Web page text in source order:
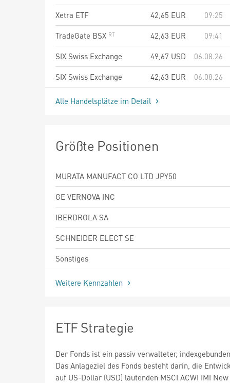
Xetra ETF
42,65 EUR
09:25
TradeGate BSX
42,63 EUR
09:41
SIX Swiss Exchange
49,67 USD
06.08.26
SIX Swiss Exchange
42,63 EUR 06.08.26
Alle Handelsplätze im Detail
Größte Positionen
MURATA MANUFACT CO LTD JPY50
GE VERNOVA INC
IBERDROLA SA
SCHNEIDER ELECT SE
Sonstiges
Weitere Kennzahlen
ETF Strategie
Der Fonds ist ein passiv verwalteter,
Das Anlageziel des Fonds besteht darin, die
auf US-Dollar (USD) lautenden MSCI ACWI IMI